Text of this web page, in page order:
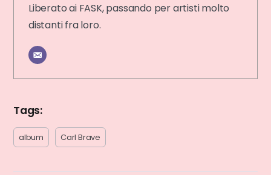
Liberato ai FASK, passando per artisti molto
distanti fra loro.
Tags:
album Carl Brave